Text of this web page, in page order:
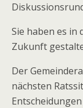
Sie haben es in
Zukunft
Der
nächsten